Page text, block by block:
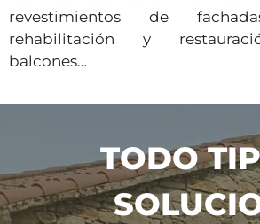
revestimientos de
rehabilitación y
balcones…
TODO